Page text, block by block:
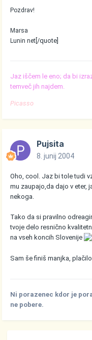
Pozdrav!
Marsa
Lunin net[/quote]
Jaz iščem le eno; da bi
temveč jih najdem.
Picasso
Pujsita
8. junij 2004
Oho, cool. Jaz bi tole tudi
mu zaupajo,da dajo v eter,
nekoga.
Tako da si pravilno
tvoje delo resnično
na vseh koncih Slovenije
Sam še finiš manjka,
Ni porazenec kdor je
ne pobere.